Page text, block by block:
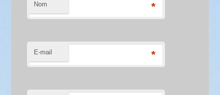
Nom *
E-mail *